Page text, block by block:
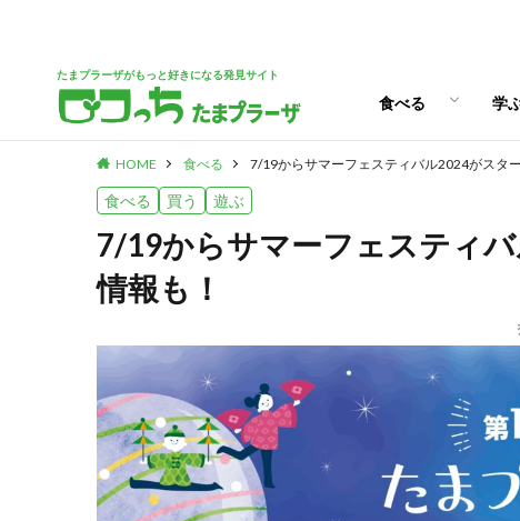
たまプラーザがもっと好きになる発見サイト
食べる
パン
スイーツ
ランチ
カフェ
学
HOME 食べる 7/19からサマーフェスティバル2024がスタ
食べる 買う 遊ぶ
7/19からサマーフェスティ
情報も！